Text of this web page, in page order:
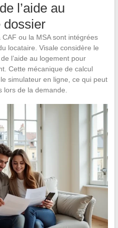
l’aide au
dossier
ou la MSA sont intégrées
locataire. Visale considère le
l’aide au logement pour
Cette mécanique de calcul
simulateur en ligne, ce qui peut
lors de la demande.